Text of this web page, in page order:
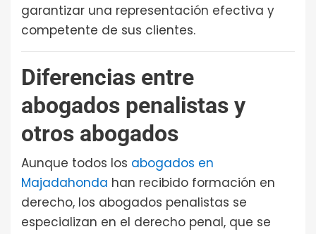
garantizar una representación efectiva y
competente de sus clientes.
Diferencias entre
abogados penalistas y
otros abogados
Aunque todos los abogados en
Majadahonda han recibido formación en
derecho, los abogados penalistas se
especializan en el derecho penal, que se